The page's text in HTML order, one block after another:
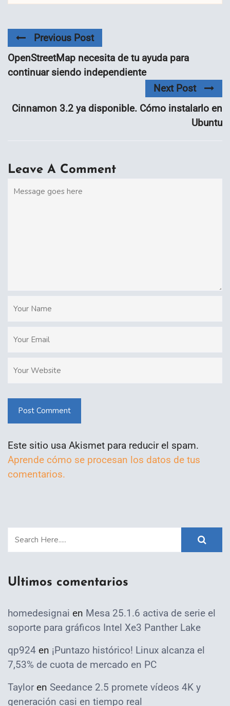
Previous Post
OpenStreetMap necesita de tu ayuda para
continuar siendo independiente
Next Post
Cinnamon 3.2 ya disponible. Cómo instalarlo en
Ubuntu
Leave A Comment
Post Comment
Este sitio usa Akismet para reducir el spam.
Aprende cómo se procesan los datos de tus
comentarios.
Ultimos comentarios
homedesignai en Mesa 25.1.6 activa de serie el
soporte para gráficos Intel Xe3 Panther Lake
qp924 en ¡Puntazo histórico! Linux alcanza el
7,53% de cuota de mercado en PC
Taylor en Seedance 2.5 promete vídeos 4K y
generación casi en tiempo real